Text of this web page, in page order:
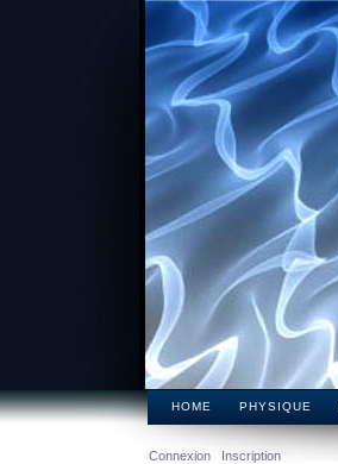
HOME PHYSIQUE
Connexion Inscription